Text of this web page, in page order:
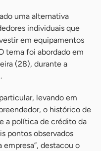
uma alternativa
individuais que
em equipamentos
tema foi abordado em
(28), durante a
levando em
o histórico de
a política de crédito da
pontos observados
destacou o